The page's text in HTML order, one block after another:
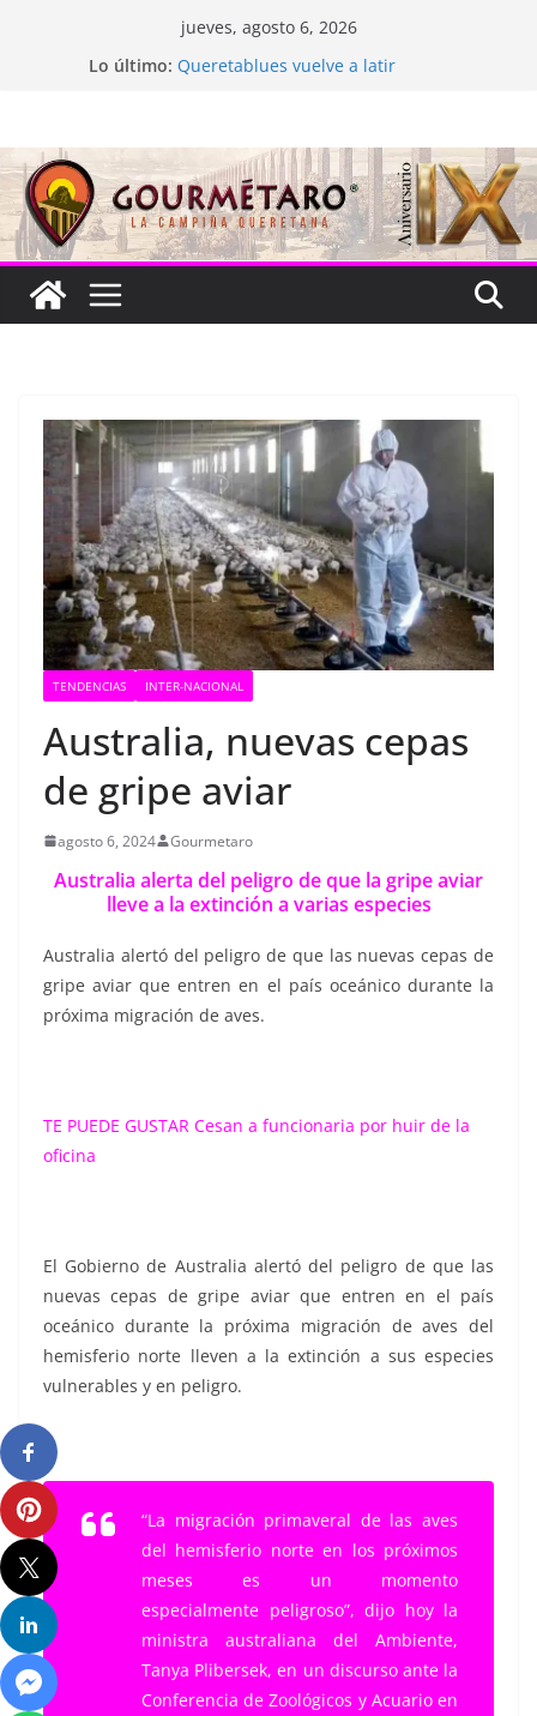
jueves, agosto 6, 2026
Lo último: Queretablues vuelve a latir
Cascada Cueva Longa
TENDENCIAS INTER-NACIONAL
Australia, nuevas cepas
de gripe aviar
agosto 6, 2024 Gourmetaro
Australia alerta del peligro de que la gripe aviar
lleve a la extinción a varias especies
Australia alertó del peligro de que las nuevas cepas de
gripe aviar que entren en el país oceánico durante la
próxima migración de aves.
TE PUEDE GUSTAR Cesan a funcionaria por huir de la
oficina
El Gobierno de Australia alertó del peligro de que las
nuevas cepas de gripe aviar que entren en el país
oceánico durante la próxima migración de aves del
hemisferio norte lleven a la extinción a sus especies
vulnerables y en peligro.
“La migración primaveral de las aves
del hemisferio norte en los próximos
meses es un momento
especialmente peligroso”, dijo hoy la
ministra australiana del Ambiente,
Tanya Plibersek, en un discurso ante la
Conferencia de Zoológicos y Acuario en